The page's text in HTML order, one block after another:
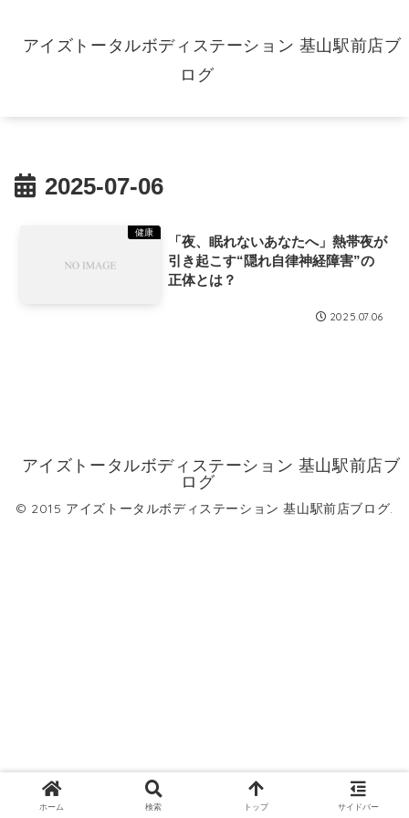
アイズトータルボディステーション 基山駅前店ブ
ログ
2025-07-06
健康
「夜、眠れないあなたへ」熱帯夜が
引き起こす“隠れ自律神経障害”の
正体とは？
2025.07.06
アイズトータルボディステーション 基山駅前店ブ
ログ
© 2015 アイズトータルボディステーション 基山駅前店ブログ.
ホーム 検索 トップ サイドバー